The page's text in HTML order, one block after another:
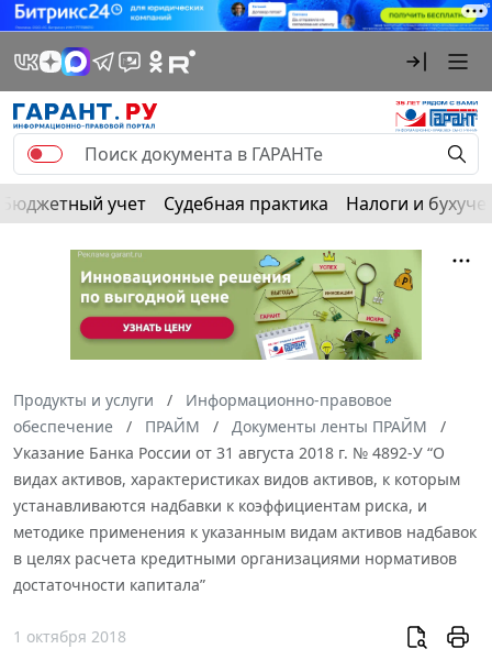
Бюджетный учет Судебная практика Налоги и
Продукты и услуги
Информационно-правовое
обеспечение
ПРАЙМ
Документы ленты ПРАЙМ
Указание Банка России от 31 августа 2018 г. № 4892-У “О
видах активов, характеристиках видов активов, к которым
устанавливаются надбавки к коэффициентам риска, и
методике применения к указанным видам активов надбавок
в целях расчета кредитными организациями нормативов
достаточности капитала”
1 октября 2018